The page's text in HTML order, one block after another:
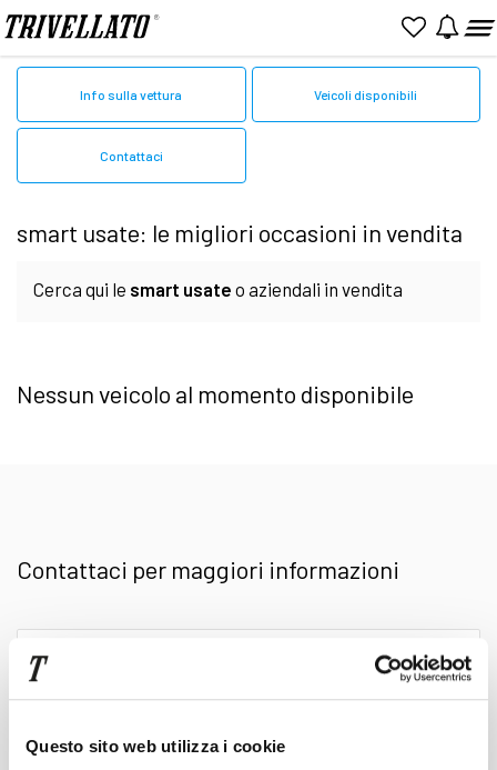
Questo sito web utilizza i cookie
Home Smart Usato
Info sulla vettura Veicoli disponibili
Contattaci
smart usate: le migliori occasioni in vendita
Cerca qui le smart usate o aziendali in vendita
perfetta tra le offerte presenti. Presso le nostre
precisione e ci sono molte foto per fornirti una
della carrozzeria che degli interni. Un plus: in
Nessun veicolo al momento disponibile
Contattaci per maggiori informazioni
Scrivi
qui
il
messaggio